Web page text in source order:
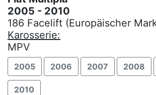
2005 - 2010
186 Facelift (Europäischer
Karosserie:
MPV
2005 2006 2007 2008
2010